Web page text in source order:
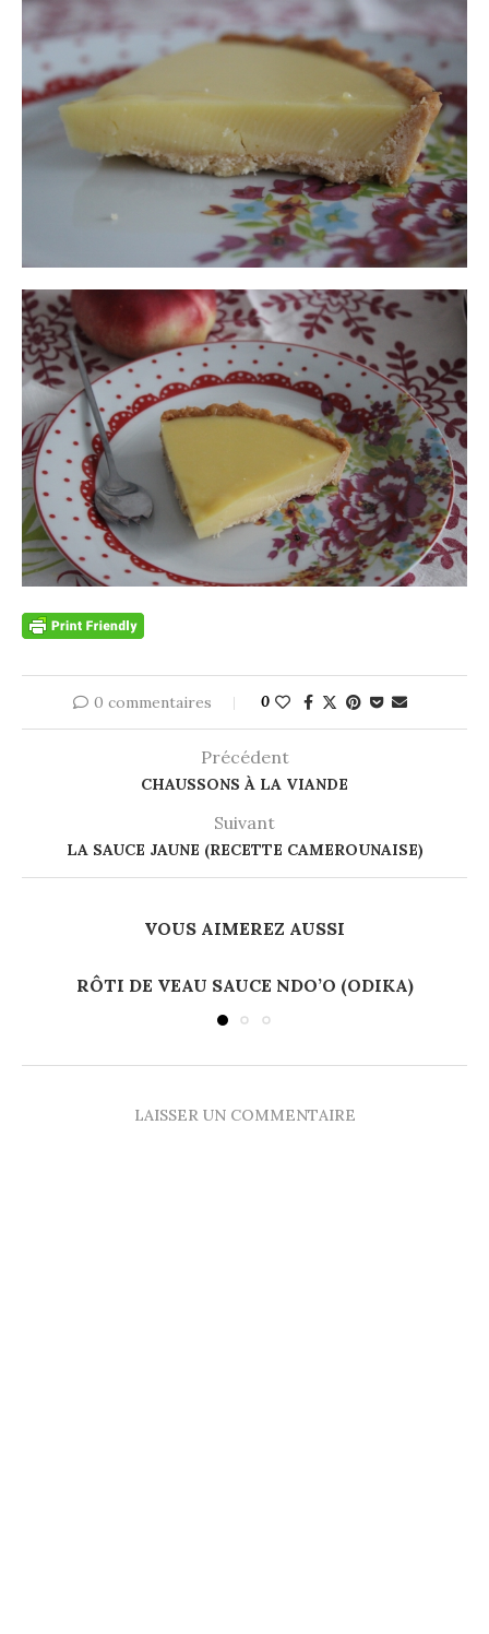
0 commentaires 0
Précédent
CHAUSSONS À LA VIANDE
Suivant
LA SAUCE JAUNE (RECETTE CAMEROUNAISE)
VOUS AIMEREZ AUSSI
RÔTI DE VEAU SAUCE NDO’O (ODIKA)
LAISSER UN COMMENTAIRE